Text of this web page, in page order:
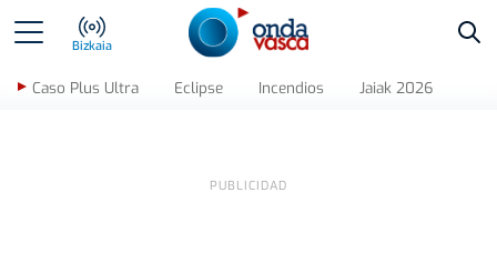
Bizkaia
Caso Plus Ultra Eclipse Incendios Jaiak 2026